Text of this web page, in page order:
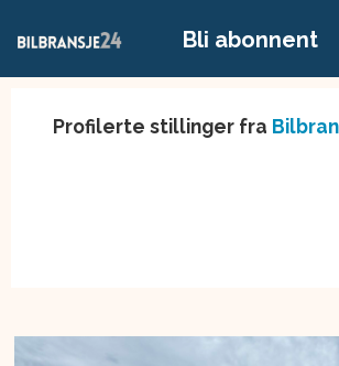
Bli abonnent
Profilerte stillinger fra